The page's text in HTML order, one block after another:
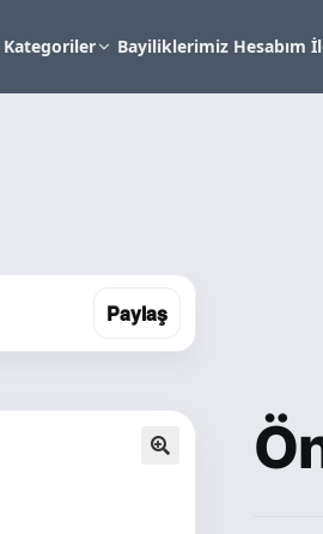
Kategoriler Bayiliklerimiz Hesabım
Paylaş